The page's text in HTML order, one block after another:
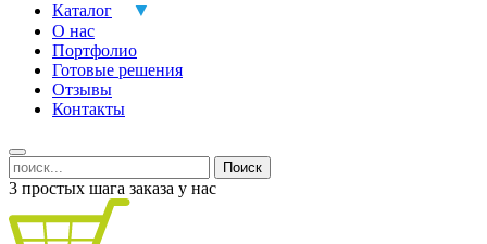
Каталог
О нас
Портфолио
Готовые решения
Отзывы
Контакты
Поиск
3 простых шага заказа у нас